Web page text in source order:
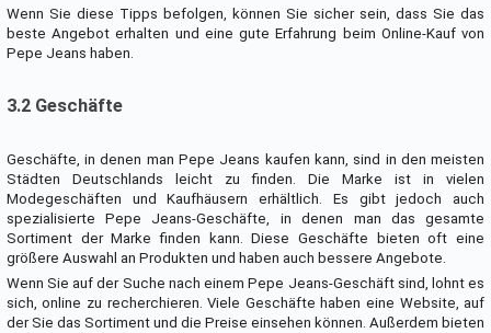
Wenn Sie diese Tipps befolgen, können Sie sicher sein, dass Sie das
beste Angebot erhalten und eine gute Erfahrung beim Online-Kauf von
Pepe Jeans haben.
3.2 Geschäfte
Geschäfte, in denen man Pepe Jeans kaufen kann, sind in den meisten
Städten Deutschlands leicht zu finden. Die Marke ist in vielen
Modegeschäften und Kaufhäusern erhältlich. Es gibt jedoch auch
spezialisierte Pepe Jeans-Geschäfte, in denen man das gesamte
Sortiment der Marke finden kann. Diese Geschäfte bieten oft eine
größere Auswahl an Produkten und haben auch bessere Angebote.
Wenn Sie auf der Suche nach einem Pepe Jeans-Geschäft sind, lohnt es
sich, online zu recherchieren. Viele Geschäfte haben eine Website, auf
der Sie das Sortiment und die Preise einsehen können. Außerdem bieten